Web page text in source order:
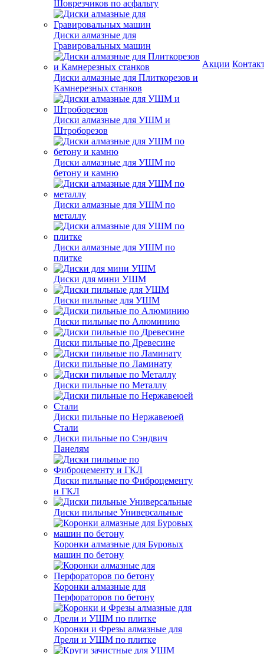
Шоврезчиков по асфальту
Диски алмазные для
Гравировальных машин
Диски алмазные для Плиткорезов и
Камнерезных станков
Диски алмазные для УШМ и
Штроборезов
Диски алмазные для УШМ по
бетону и камню
Диски алмазные для УШМ по
металлу
Диски алмазные для УШМ по
плитке
Диски для мини УШМ
Диски пильные для УШМ
Диски пильные по Алюминию
Диски пильные по Древесине
Диски пильные по Ламинату
Диски пильные по Металлу
Диски пильные по Нержавеюей
Стали
Диски пильные по Сэндвич
Панелям
Диски пильные по Фиброцементу
и ГКЛ
Диски пильные Универсальные
Коронки алмазные для Буровых
машин по бетону
Коронки алмазные для
Перфораторов по бетону
Коронки и Фрезы алмазные для
Дрели и УШМ по плитке
Акции